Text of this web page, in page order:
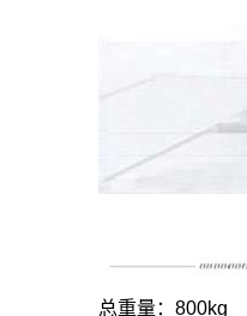
总重量：800kg